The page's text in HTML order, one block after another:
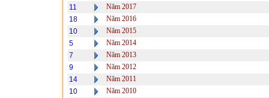
11
Năm 2017
18
Năm 2016
10
Năm 2015
5
Năm 2014
7
Năm 2013
9
Năm 2012
14
Năm 2011
10
Năm 2010